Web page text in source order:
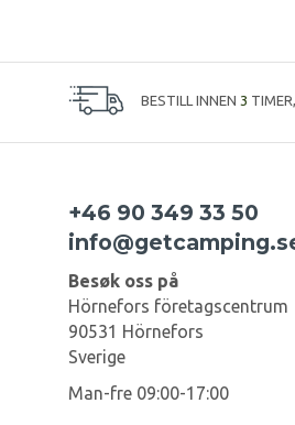
BESTILL INNEN 3
+46 90 349 33 50
Besøk oss på
Hörnefors företagscentrum
90531 Hörnefors
Sverige
Man-fre 09:00-17:00